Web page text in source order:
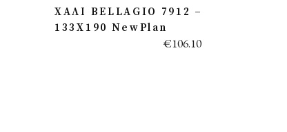
ΧΑΛΙ BELLAGIO 7912 –
133X190 NewPlan
€106.10